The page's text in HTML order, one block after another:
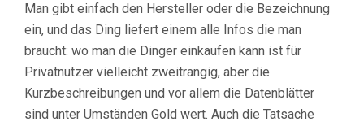
Man gibt einfach den Hersteller oder die Bezeichnung
ein, und das Ding liefert einem alle Infos die man
braucht: wo man die Dinger einkaufen kann ist für
Privatnutzer vielleicht zweitrangig, aber die
Kurzbeschreibungen und vor allem die Datenblätter
sind unter Umständen Gold wert. Auch die Tatsache